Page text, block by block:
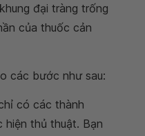
đại tràng trống
của thuốc cản
các bước như sau:
có các thành
thủ thuật. Bạn